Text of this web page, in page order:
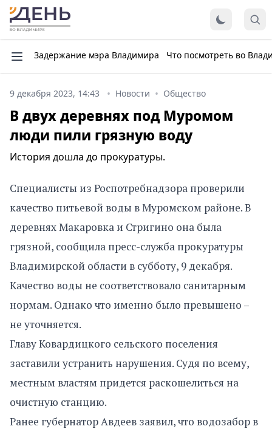
Задержание мэра Владимира Что посмотреть во
9 декабря 2023, 14:43 Новости Общество
В двух деревнях под Муромом
люди пили грязную воду
История дошла до прокуратуры.
Специалисты из Роспотребнадзора проверили
качество питьевой воды в Муромском районе. В
деревнях Макаровка и Стригино она была
грязной, сообщила пресс-служба прокуратуры
Владимирской области в субботу, 9 декабря.
Качество воды не соответствовало санитарным
нормам. Однако что именно было превышено –
не уточняется.
Главу Ковардицкого сельского поселения
заставили устранить нарушения. Судя по всему,
местным властям придется раскошелиться на
очистную станцию.
Ранее губернатор Авдеев заявил, что водозабор в